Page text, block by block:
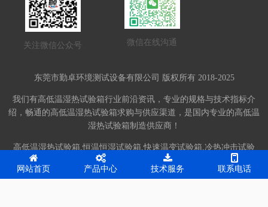
关注微信公众号 微信在线沟通
东莞市勤卓环境测试设备有限公司 版权所有 2018-2025
我们有高低温湿热试验箱行业前沿资讯，专业的规格与技术指标介
绍，畅通的高低温湿热试验箱求购与供应渠道，是国内专业的高低温
湿热试验箱制造供应商！
高低温湿热试验箱,恒温恒湿试验箱,快速温变试验箱,冷热冲击试验
箱,振动台-东莞市勤卓环境测试设备有限公司网站，提供详细报价，
齐全的产品信息。网站备案号：粤ICP备10204926号
网站首页 产品中心 技术服务 联系电话